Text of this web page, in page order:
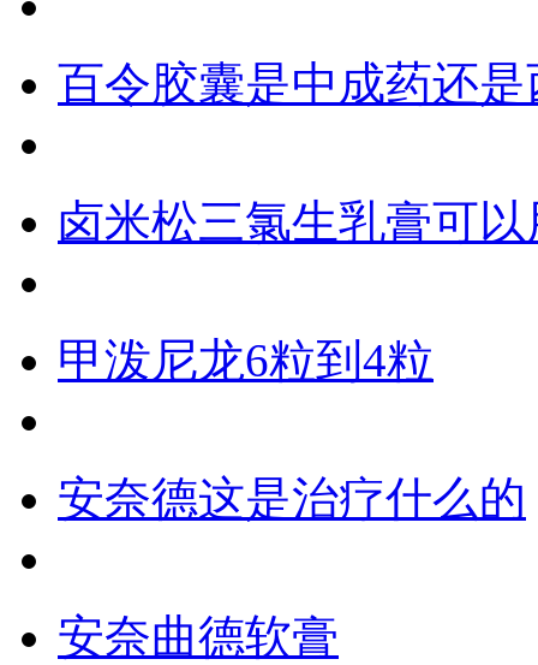
百令胶囊是中成药还是
卤米松三氯生乳膏可
甲泼尼龙6粒到4粒
安奈德这是治疗什么的
安奈曲德软膏